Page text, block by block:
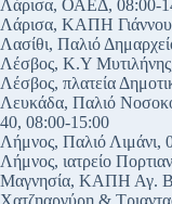
Λάρισα, ΟΑΕΔ, 08:00-
Λάρισα, ΚΑΠΗ
Λασίθι, Παλιό
Λέσβος, Κ.Υ
Λέσβος, πλατεία
Λευκάδα, Παλιό
40, 08:00-15:00
Λήμνος, Παλιό Λιμάνι,
Λήμνος, ιατρείο
Μαγνησία, ΚΑΠΗ Αγ.
Χατζηαργύρη &